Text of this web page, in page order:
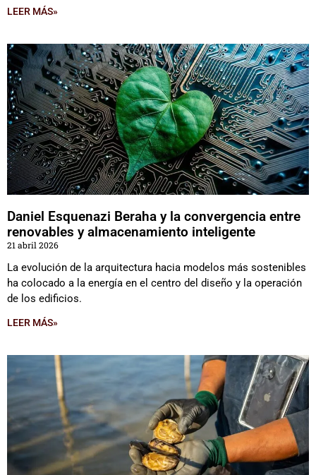
LEER MÁS»
Daniel Esquenazi Beraha y la convergencia entre
renovables y almacenamiento inteligente
21 abril 2026
La evolución de la arquitectura hacia modelos más sostenibles
ha colocado a la energía en el centro del diseño y la operación
de los edificios.
LEER MÁS»